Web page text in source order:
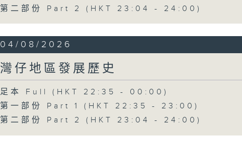
第二部份 Part 2 (HKT 23:04 - 24:00)
04/08/2026
灣仔地區發展歷史
足本 Full (HKT 22:35 - 00:00)
第一部份 Part 1 (HKT 22:35 - 23:00)
第二部份 Part 2 (HKT 23:04 - 24:00)